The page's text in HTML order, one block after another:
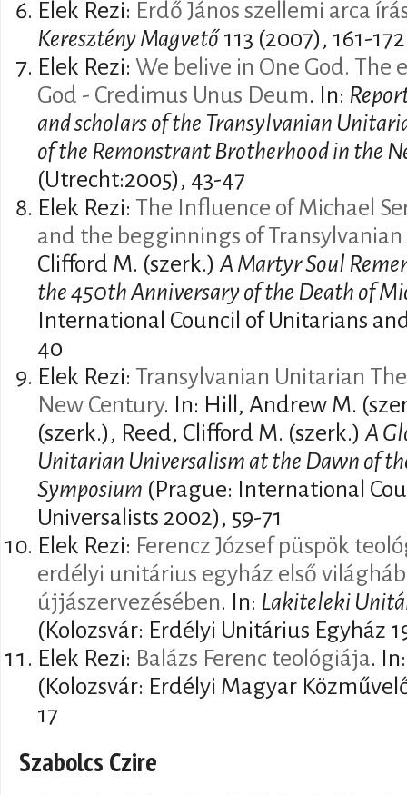
Elek Rezi: Erdő János szellemi arca
Keresztény Magvető 113 (2007), 161-172
Elek Rezi: We belive in One God. The
God - Credimus Unus Deum. In:
and scholars of the Transylvanian
of the Remonstrant Brotherhood in the
(Utrecht:2005), 43-47
Elek Rezi: The Influence of Michael
and the begginnings of
Clifford M. (szerk.)A Martyr Soul
the 450th Anniversary of the Death of
International Council of Unitarians
40
Elek Rezi: Transylvanian Unitarian
New Century. In: Hill, Andrew M.
(szerk.), Reed, Clifford M. (szerk.)A
Unitarian Universalism at the Dawn of
Symposium (Prague: International
Universalists 2002), 59-71
Elek Rezi: Ferencz József püspök
erdélyi unitárius egyház első
újjászervezésében. In: Lakiteleki
(Kolozsvár: Erdélyi Unitárius Egyház
Elek Rezi: Balázs Ferenc teológiája.
(Kolozsvár: Erdélyi Magyar
17
Szabolcs Czire